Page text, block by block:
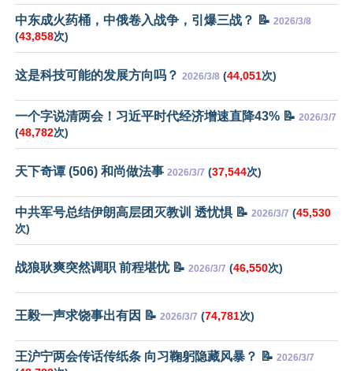
中东成火药桶，中俄卷入战争，引爆三战？ 📝 2026/3/8
(43,858次)
这是科技可能的发展方向吗？ 2026/3/8 (44,051次)
一个字说清两会！习近平时代经济增速直降43% 📝 2026/3/7
(48,782次)
天下奇谭 (506) 和尚做法事 2026/3/7 (37,544次)
中共军号总结伊朗高层团灭教训 透忧惧 📝 2026/3/7 (45,530
次)
战狼耿爽突然调职 前程堪忧 📝 2026/3/7 (46,550次)
王毅一声求饶事出有因 📝 2026/3/7 (74,781次)
王沪宁两会传话传纸条 向习鞠躬隐藏风暴？ 📝 2026/3/7